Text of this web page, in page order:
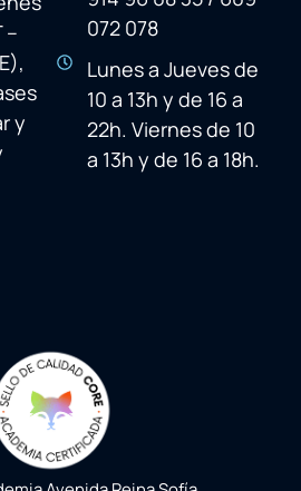
–
y
072 078
Lunes a Jueves de
10 a 13h y de 16 a
22h. Viernes de 10
a 13h y de 16 a 18h.